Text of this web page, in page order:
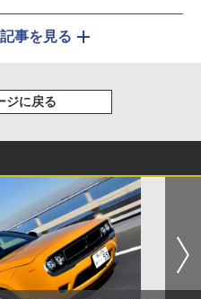
事を見る
ジに戻る